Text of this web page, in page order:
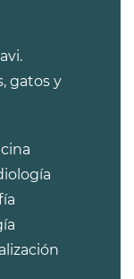
gatos y